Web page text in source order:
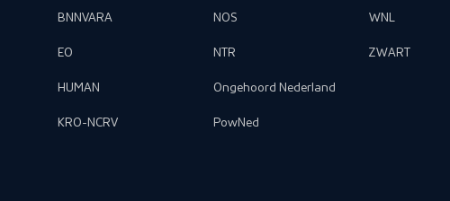
BNNVARA
EO
HUMAN
KRO-NCRV
NOS
NTR
Ongehoord Nederland
PowNed
WNL
ZWART